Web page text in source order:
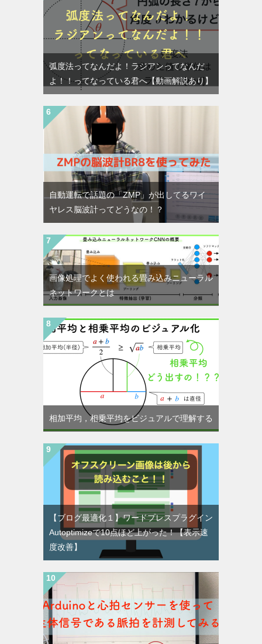
弧度法ってなんだよ！ラジアンってなんだ
よ！！ってなっている君へ【動画解説あり】
自動運転で話題の「ZMP」が出してるワイ
ヤレス脳波計ってどうなの！？
画像処理でよく使われる畳み込みニューラル
ネットワークとは
相加平均，相乗平均をビジュアルで理解する
【ブログ最適化１】ワードプレスプラグイン
Autoptimizeで10点ほど上がった！【表示速
度改善】